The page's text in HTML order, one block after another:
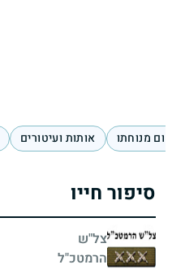
מנוחתו אותות ועיטורים
סיפור חייו
צל"ש
הרמטכ"ל